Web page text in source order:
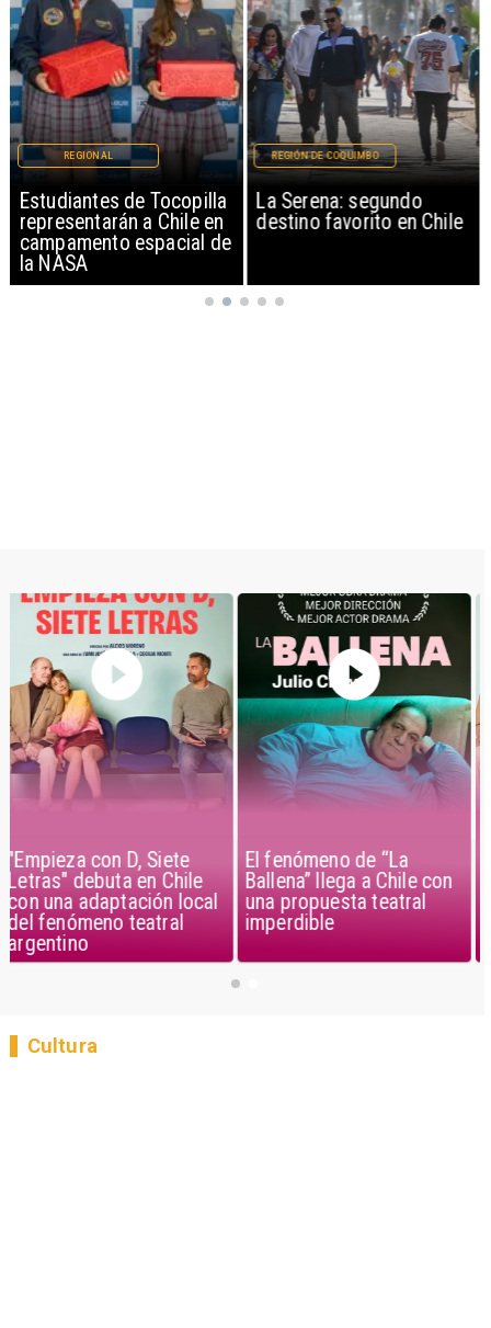
Estudiantes de Tocopilla
representarán a Chile en
campamento espacial de
la NASA
REGIONAL
La Serena: segundo
destino favorito en Chile
REGIÓN DE COQUIMBO
El fenómeno de “La
Ballena” llega a Chile con
una propuesta teatral
imperdible
"Empieza con D, Siete
Letras" debuta en Chile
con una adaptación local
del fenómeno teatral
argentino
Cultura